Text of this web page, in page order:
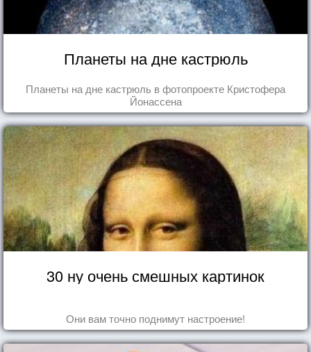
Планеты на дне кастрюль
Планеты на дне кастрюль в фотопроекте Кристофера
Йонассена
30 ну очень смешных картинок
Они вам точно поднимут настроение!